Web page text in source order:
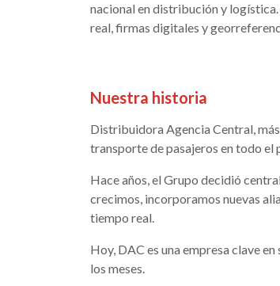
nacional en distribución y
real, firmas digitales y
Nuestra historia
Distribuidora Agencia Central,
transporte de pasajeros en todo el
Hace años, el Grupo decidió
crecimos, incorporamos nuevas
tiempo real.
Hoy, DAC es una empresa clave
los meses.